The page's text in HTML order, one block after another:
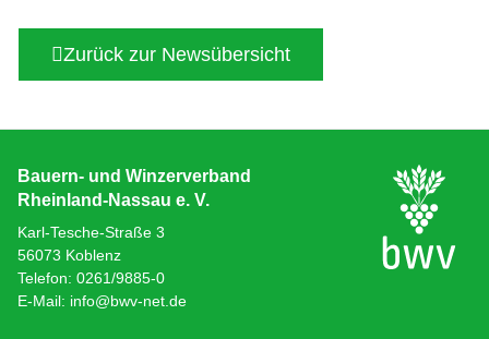
Zurück zur Newsübersicht
Bauern- und Winzerverband
Rheinland-Nassau e. V.
Karl-Tesche-Straße 3
56073 Koblenz
Telefon: 0261/9885-0
E-Mail: info@bwv-net.de